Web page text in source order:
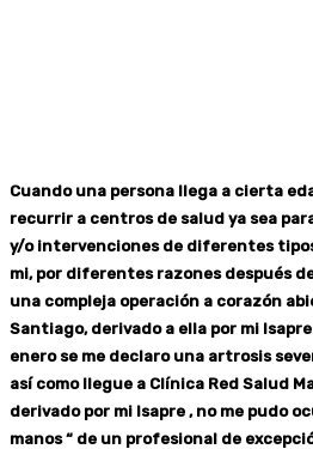
Cuando una persona llega a cierta
recurrir a centros de salud ya sea
y/o intervenciones de diferentes
mi, por diferentes razones después
una compleja operación a corazón
Santiago, derivado a ella por mi
enero se me declaro una artrosis
así como llegue a Clínica Red Salud
derivado por mi Isapre , no me pudo
manos “ de un profesional de